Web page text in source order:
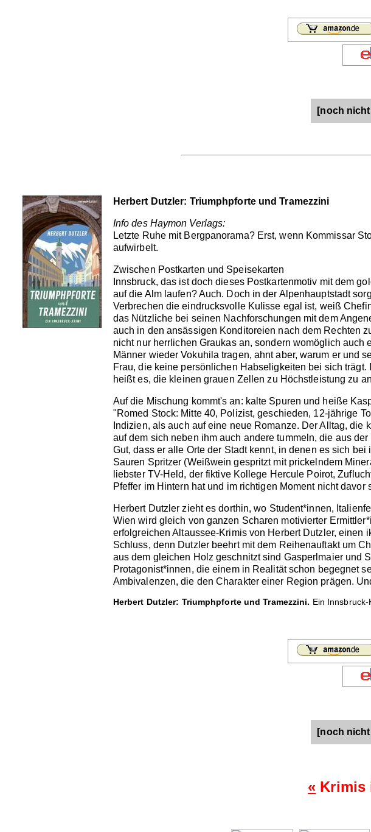
[noch
Herbert Dutzler: Triumphpforte und Tramezzini
Info des Haymon Verlags:
Letzte Ruhe mit Bergpanorama? Erst, wenn Kommissar
aufwirbelt.
Zwischen Postkarten und Speisekarten
Innsbruck, das ist doch dieses Postkartenmotiv mit dem
auf die Alm laufen? Auch. Doch in der Alpenhauptstadt
Verbrechen die eindrucksvolle Kulisse egal ist, weiß
das Nützliche bei seinen Nachforschungen mit dem
auch in den ansässigen Konditoreien nach dem Rechten
nicht nur herrlichen Graukas an, sondern womöglich
Männer wieder Vokuhila tragen, ahnt aber, warum er und
Frau, die keine persönlichen Habseligkeiten bei sich
heißt es, die kleinen grauen Zellen zu Höchstleistung zu
Auf die Mischung kommt's an: kalte Spuren und heiße
"Romed Stock: Mitte 40, Polizist, geschieden, 12-jährige
Indizien, als auch auf eine neue Romanze. Der Alltag,
auf dem sich neben ihm auch andere tummeln, die aus
Gut, dass er alle Orte der Stadt kennt, in denen es sich
Sauren Spritzer (Weißwein gespritzt mit prickelndem
liebster TV-Held, der fiktive Kollege Hercule Poirot,
Pfeffer im Hintern hat und im richtigen Moment nicht
Herbert Dutzler zieht es dorthin, wo Student*innen,
Wien wird gleich von ganzen Scharen motivierter
erfolgreichen Altaussee-Krimis von Herbert Dutzler,
Schluss, denn Dutzler beehrt mit dem Reihenauftakt um
aus dem gleichen Holz geschnitzt sind Gasperlmaier und
Protagonist*innen, die einem in Realität schon begegnet
Ambivalenzen, die den Charakter einer Region prägen.
Herbert Dutzler: Triumphpforte und Tramezzini. Ein
[noch
« Krimis